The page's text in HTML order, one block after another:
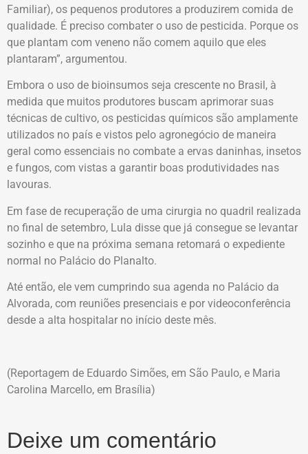
Familiar), os pequenos produtores a produzirem comida de
qualidade. É preciso combater o uso de pesticida. Porque os
que plantam com veneno não comem aquilo que eles
plantaram”, argumentou.
Embora o uso de bioinsumos seja crescente no Brasil, à
medida que muitos produtores buscam aprimorar suas
técnicas de cultivo, os pesticidas químicos são amplamente
utilizados no país e vistos pelo agronegócio de maneira
geral como essenciais no combate a ervas daninhas, insetos
e fungos, com vistas a garantir boas produtividades nas
lavouras.
Em fase de recuperação de uma cirurgia no quadril realizada
no final de setembro, Lula disse que já consegue se levantar
sozinho e que na próxima semana retomará o expediente
normal no Palácio do Planalto.
Até então, ele vem cumprindo sua agenda no Palácio da
Alvorada, com reuniões presenciais e por videoconferência
desde a alta hospitalar no início deste mês.
(Reportagem de Eduardo Simões, em São Paulo, e Maria
Carolina Marcello, em Brasília)
Deixe um comentário